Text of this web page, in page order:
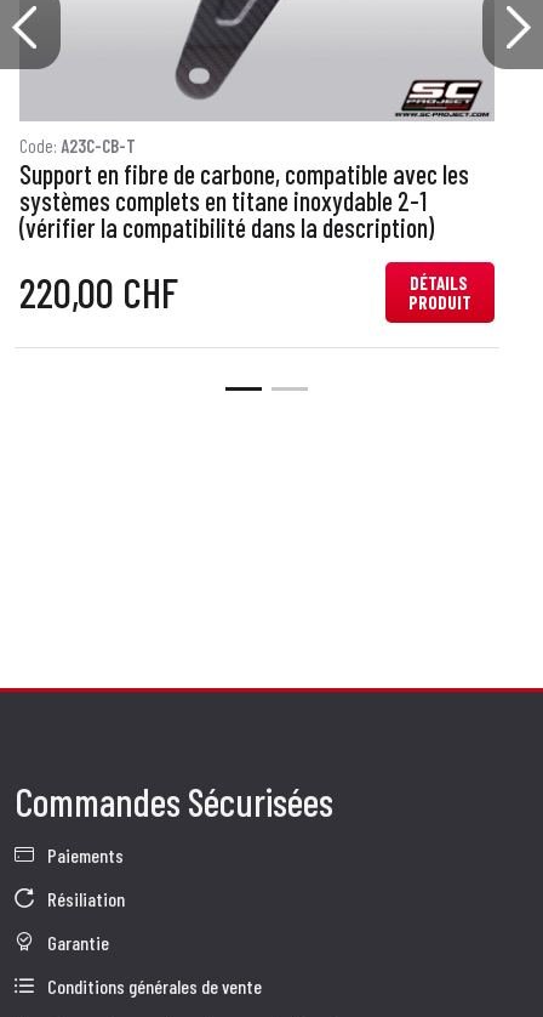
Code: A23C-CB-T
Support en fibre de carbone, compatible avec les
systèmes complets en titane inoxydable 2-1
(vérifier la compatibilité dans la description)
220,00 CHF
DÉTAILS
PRODUIT
Commandes Sécurisées
Paiements
Résiliation
Garantie
Conditions générales de vente